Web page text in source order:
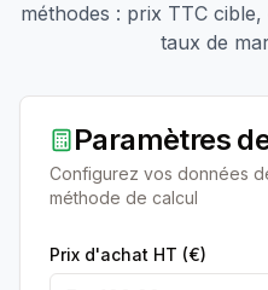
méthodes : prix TTC
taux de
Paramètres
Configurez vos données
méthode de calcul
Prix d'achat HT (€)